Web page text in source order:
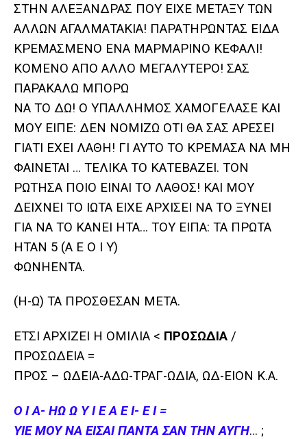
ΣΤΗΝ ΑΛΕΞΑΝΔΡΑΣ ΠΟΥ ΕΙΧΕ ΜΕΤΑΞΥ ΤΩΝ
ΑΛΛΩΝ ΑΓΑΛΜΑΤΑΚΙΑ! ΠΑΡΑΤΗΡΩΝΤΑΣ ΕΙΔΑ
ΚΡΕΜΑΣΜΕΝΟ ΕΝΑ ΜΑΡΜΑΡΙΝΟ ΚΕΦΑΛΙ!
ΚΟΜΕΝΟ ΑΠΟ ΑΛΛΟ ΜΕΓΑΛΥΤΕΡΟ! ΣΑΣ
ΠΑΡΑΚΑΛΩ ΜΠΟΡΩ
ΝΑ ΤΟ ΔΩ! Ο ΥΠΑΛΛΗΜΟΣ ΧΑΜΟΓΕΛΑΣΕ ΚΑΙ
ΜΟΥ ΕΙΠΕ: ΔΕΝ ΝΟΜΙΖΩ ΟΤΙ ΘΑ ΣΑΣ ΑΡΕΣΕΙ
ΓΙΑΤΙ ΕΧΕΙ ΛΑΘΗ! ΓΙ ΑΥΤΟ ΤΟ ΚΡΕΜΑΣΑ ΝΑ ΜΗ
ΦΑΙΝΕΤΑΙ … ΤΕΛΙΚΑ ΤΟ ΚΑΤΕΒΑΖΕΙ. ΤΟΝ
ΡΩΤΗΣΑ ΠΟΙΟ ΕΙΝΑΙ ΤΟ ΛΑΘΟΣ! ΚΑΙ ΜΟΥ
ΔΕΙΧΝΕΙ ΤΟ ΙΩΤΑ ΕΙΧΕ ΑΡΧΙΣΕΙ ΝΑ ΤΟ ΞΥΝΕΙ
ΓΙΑ ΝΑ ΤΟ ΚΑΝΕΙ ΗΤΑ… ΤΟΥ ΕΙΠΑ: ΤΑ ΠΡΩΤΑ
ΗΤΑΝ 5 (Α Ε Ο Ι Υ)
ΦΩΝΗΕΝΤΑ.
(Η-Ω) ΤΑ ΠΡΟΣΘΕΣΑΝ ΜΕΤΑ.
ΕΤΣΙ ΑΡΧΙΖΕΙ Η ΟΜΙΛΙΑ < ΠΡΟΣΩΔΙΑ /
ΠΡΟΣΩΔΕΙΑ =
ΠΡΟΣ – ΩΔΕΙΑ-ΑΔΩ-ΤΡΑΓ-ΩΔΙΑ, ΩΔ-ΕΙΟΝ Κ.Α.
Ο Ι Α- ΗΩ Ω Υ Ι Ε Α Ε Ι- Ε Ι =
ΥΙΕ ΜΟΥ ΝΑ ΕΙΣΑΙ ΠΑΝΤΑ ΣΑΝ ΤΗΝ ΑΥΓΗ… ;